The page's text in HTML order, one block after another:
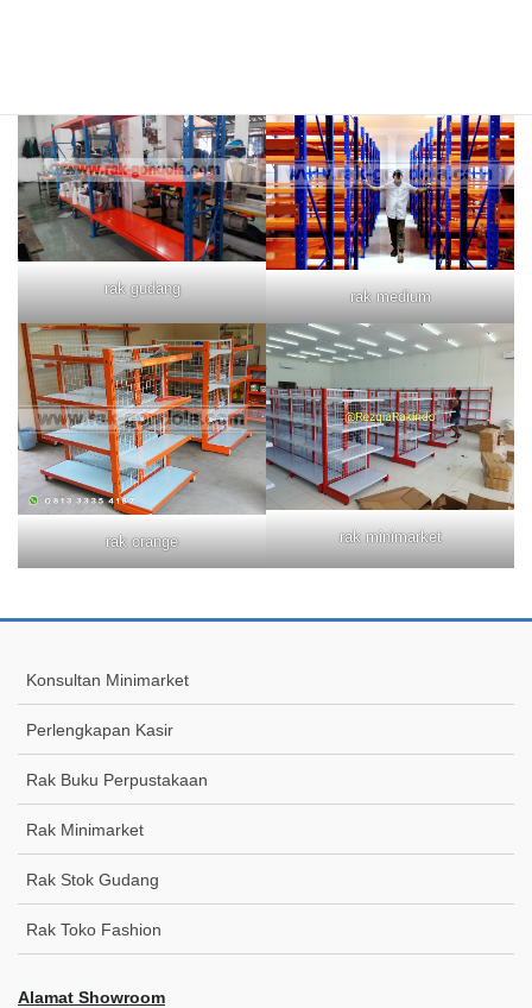
rak gudang rak medium
rak orange rak minimarket
Konsultan Minimarket
Perlengkapan Kasir
Rak Buku Perpustakaan
Rak Minimarket
Rak Stok Gudang
Rak Toko Fashion
Alamat Showroom